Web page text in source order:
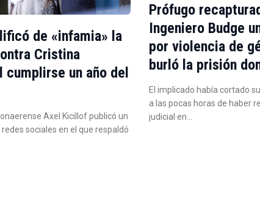
de «infamia» la
Cristina
cumplirse un año del
Axel Kicillof publicó un
sociales en el que respaldó
Prófugo
Ingeniero Budge
por violencia de
burló la prisión
El implicado había cortado
a las pocas horas de haber
judicial en…